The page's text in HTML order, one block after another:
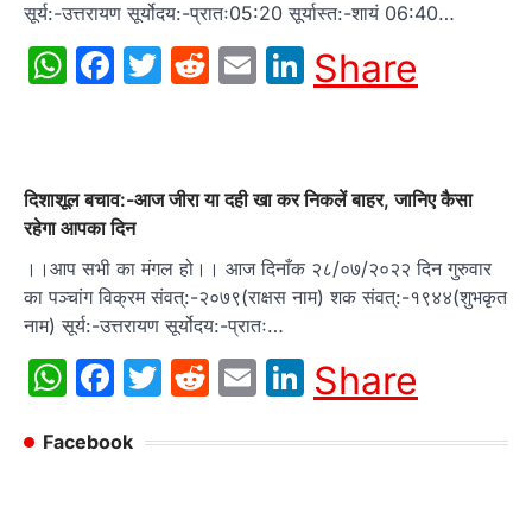
सूर्य:-उत्तरायण सूर्योदय:-प्रातः05:20 सूर्यास्त:-शायं 06:40…
WhatsApp
Facebook
Twitter
Reddit
EmailLinkedIn
Share
दिशाशूल बचाव:-आज जीरा या दही खा कर निकलें बाहर, जानिए कैसा
रहेगा आपका दिन
।।आप सभी का मंगल हो।। आज दिनाँक २८/०७/२०२२ दिन गुरुवार
का पञ्चांग विक्रम संवत्:-२०७९(राक्षस नाम) शक संवत्:-१९४४(शुभकृत
नाम) सूर्य:-उत्तरायण सूर्योदय:-प्रातः…
WhatsApp
Facebook
Twitter
Reddit
EmailLinkedIn
Share
Facebook